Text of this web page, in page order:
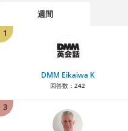
週間
1
DMM Eikaiwa K
回答数： 242
3